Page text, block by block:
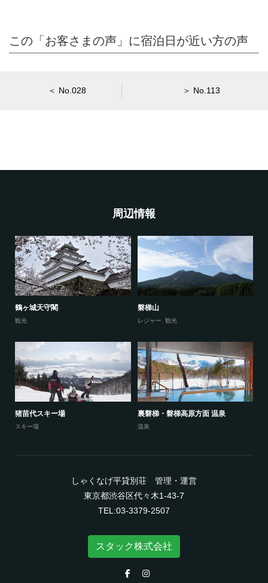
この「お客さまの声」に宿泊日が近い方の声
＜ No.028 ＞ No.113
周辺情報
鶴ヶ城天守閣
観光
磐梯山
レジャー 観光
猪苗代スキー場
スキー場
裏磐梯・磐梯高原方面 温泉
温泉
しゃくなげ平貸別荘 管理・運営
東京都渋谷区代々木1-43-7
TEL:03-3379-2507
スタック株式会社